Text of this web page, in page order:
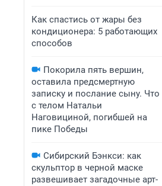
Как спастись от жары без
кондиционера: 5 работающих
способов
Покорила пять вершин,
оставила предсмертную
записку и послание сыну. Что
с телом Натальи
Наговициной, погибшей на
пике Победы
Сибирский Бэнкси: как
скульптор в черной маске
развешивает загадочные арт-